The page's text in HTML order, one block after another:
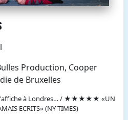
Production, Cooper
de Bruxelles
à Londres… / ★★★★★ «UN
ECRITS» (NY TIMES)